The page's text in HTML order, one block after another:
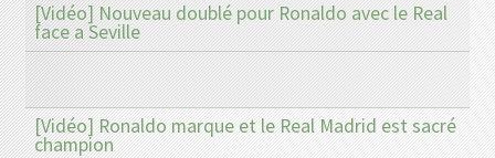
[Vidéo] Nouveau doublé pour Ronaldo avec le Real
face a Seville
[Vidéo] Ronaldo marque et le Real Madrid est sacré
champion